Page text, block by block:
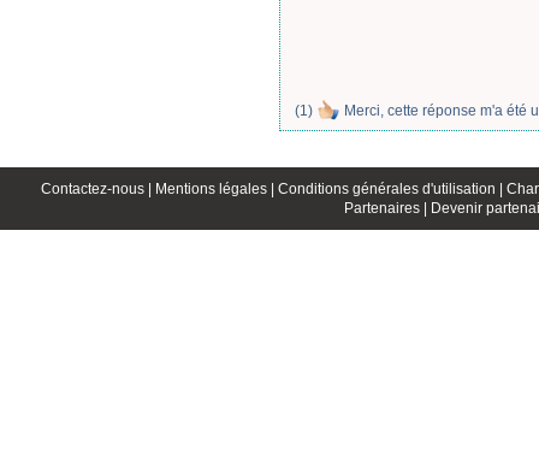
(1) Merci, cette réponse m'a été
Contactez-nous | Mentions légales | Conditions générales d'utilisation |
Partenaires |
Devenir